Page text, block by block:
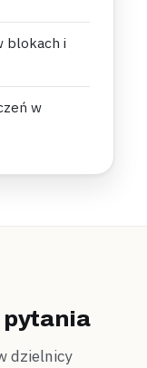
blokach i
w
pytania
dzielnicy